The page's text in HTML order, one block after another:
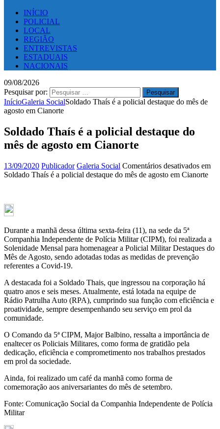
INÍCIO
POLICIAL
LOCAL
REGIÃO
ENTREVISTAS
ESTADUAIS
NACIONAIS
09/08/2026
Pesquisar por:
InícioGaleria SocialSoldado Thaís é a policial destaque do mês de
agosto em Cianorte
Soldado Thaís é a policial destaque do
mês de agosto em Cianorte
13/09/2020 Publicador Galeria Social Comentários desativados em
Soldado Thaís é a policial destaque do mês de agosto em Cianorte
Durante a manhã dessa última sexta-feira (11), na sede da 5ª
Companhia Independente de Polícia Militar (CIPM), foi realizada a
Solenidade Mensal para homenagear a Policial Militar Destaques do
Mês de Agosto, sendo adotadas todas as medidas de prevenção
referentes a Covid-19.
A destacada foi a Soldado Thais, que ingressou na corporação há
quatro anos e seis meses. Atualmente, está lotada na equipe de
Rádio Patrulha Auto (RPA), cumprindo sua função com eficiência e
proatividade, sempre desempenhando seu serviço em prol da
comunidade.
O Comando da 5ª CIPM, Major Balbino, ressalta a importância de
enaltecer os Policiais Militares, como forma de gratidão pela
dedicação, eficiência e comprometimento nos trabalhos prestados
em prol da sociedade.
Ainda, foi realizado um café da manhã como forma de
comemoração aos aniversariantes do mês de setembro.
Fonte: Comunicação Social da Companhia Independente de Polícia
Militar